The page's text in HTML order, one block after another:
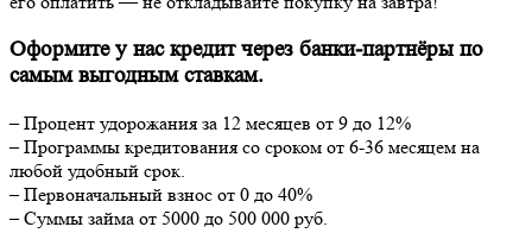
Оформите у нас кредит через банки-партнёры по
самым выгодным ставкам.
– Процент удорожания за 12 месяцев от 9 до 12%
– Программы кредитования со сроком от 6-36 месяцем на
любой удобный срок.
– Первоначальный взнос от 0 до 40%
– Суммы займа от 5000 до 500 000 руб.